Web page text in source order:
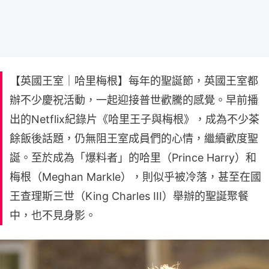
【英國王室｜哈里梅根】每年的聖誕節，英國王室都
辦不少慶祝活動，一起迎接普世歡騰的感覺。早前播
出的Netflix紀錄片《哈里王子與梅根》，成為不少茶
餘飯後話題，仍無阻王室成員們的心情，繼續歡度聖
誕。至於成為「爆料者」的哈里（Prince Harry）和
梅根（Meghan Markle），則似乎被冷落，甚至在國
王查理斯三世（King Charles III）舉辦的聖誕聚餐
中，也不見身影。